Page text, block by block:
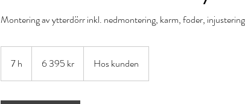
Montering av ytterdörr inkl. nedmontering, karm, foder,
7 h
h
kronor6 395 kr Hos kunden